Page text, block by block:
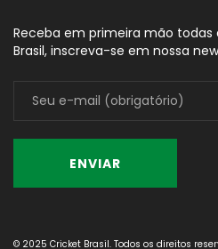
Receba em primeira mão
Brasil, inscreva-se em nossa
© 2025 Cricket Brasil. Todos os direitos